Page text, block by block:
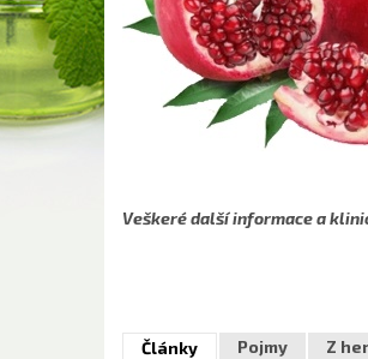
Veškeré další informace a
Články Pojmy Z